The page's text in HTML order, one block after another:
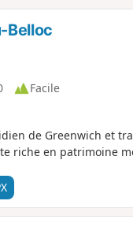
Belloc
Facile
de Greenwich et
riche en patrimoine